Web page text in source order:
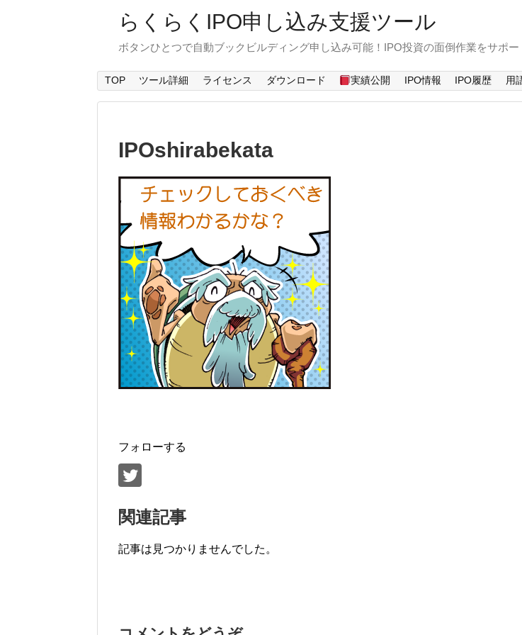
らくらくIPO申し込み支援ツール
ボタンひとつで自動ブックビルディング申し込み可能！IPO投資の面倒作業をサポー
TOP ツール詳細 ライセンス ダウンロード 実績公開 IPO情報 IPO履歴 用
IPOshirabekata
フォローする
関連記事
記事は見つかりませんでした。